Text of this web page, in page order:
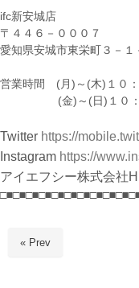
ifc新安城店
〒４４６－０００７
愛知県安城市東栄町３－
営業時間 (月)～(木)１０：
(金)～(日)１０：００
Twitter https://
Instagram https://
アイエフシー株式会社
« Prev